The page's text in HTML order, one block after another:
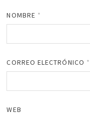
NOMBRE *
CORREO ELECTRÓNICO *
WEB